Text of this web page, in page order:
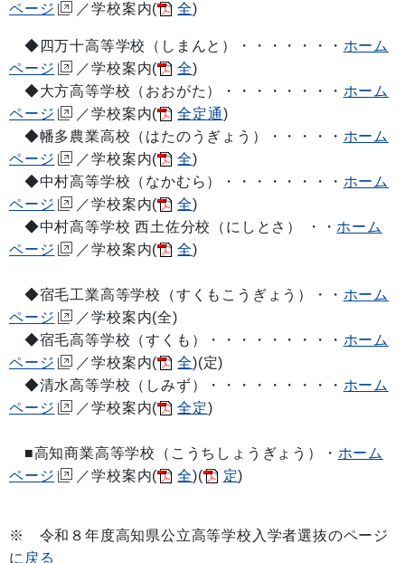
ページ
／学校案内( 全)
◆四万十高等学校（しまんと）・・・・・・・ ホーム
ページ
／学校案内( 全)
◆大方高等学校（おおがた）・・・・・・・・ ホーム
ページ
／学校案内( 全定通)
◆幡多農業高校（はたのうぎょう）・・・・・ ホーム
ページ
／学校案内( 全)
◆中村高等学校（なかむら）・・・・・・・・ ホーム
ページ
／学校案内( 全)
◆中村高等学校 西土佐分校（にしとさ） ・・ ホーム
ページ
／学校案内( 全)
◆宿毛工業高等学校（すくもこうぎょう）・・ ホーム
ページ
／学校案内(全)
◆宿毛高等学校（すくも）・・・・・・・・・ ホーム
ページ
／学校案内( 全)(定)
◆清水高等学校（しみず）・・・・・・・・・ ホーム
ページ
／学校案内( 全定)
■高知商業高等学校（こうちしょうぎょう）・ ホーム
ページ
／学校案内( 全)( 定)
※ 令和８年度高知県公立高等学校入学者選抜のページ
に 戻る